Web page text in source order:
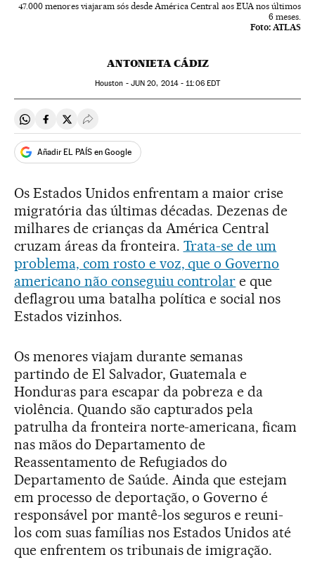
47.000 menores viajaram sós desde América Central aos EUA nos últimos
6 meses.
Foto: ATLAS
ANTONIETA CÁDIZ
Houston - JUN 20, 2014 - 11:06EDT
Compartir en Whatsapp
Compartir en Facebook
Compartir en Twitter
Desplegar Redes Sociales
Añadir EL PAÍS en Google
Os Estados Unidos enfrentam a maior crise
migratória das últimas décadas. Dezenas de
milhares de crianças da América Central
cruzam áreas da fronteira. Trata-se de um
problema, com rosto e voz, que o Governo
americano não conseguiu controlar e que
deflagrou uma batalha política e social nos
Estados vizinhos.
Os menores viajam durante semanas
partindo de El Salvador, Guatemala e
Honduras para escapar da pobreza e da
violência. Quando são capturados pela
patrulha da fronteira norte-americana, ficam
nas mãos do Departamento de
Reassentamento de Refugiados do
Departamento de Saúde. Ainda que estejam
em processo de deportação, o Governo é
responsável por mantê-los seguros e reuni-
los com suas famílias nos Estados Unidos até
que enfrentem os tribunais de imigração.